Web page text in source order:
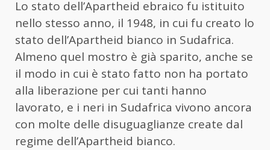
Lo stato dell’Apartheid ebraico fu istituito
nello stesso anno, il 1948, in cui fu creato lo
stato dell’Apartheid bianco in Sudafrica.
Almeno quel mostro è già sparito, anche se
il modo in cui è stato fatto non ha portato
alla liberazione per cui tanti hanno
lavorato, e i neri in Sudafrica vivono ancora
con molte delle disuguaglianze create dal
regime dell’Apartheid bianco.